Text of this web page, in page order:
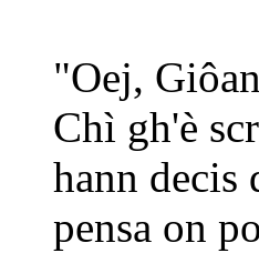
"Oej,
Chì gh'è
hann decis
pensa on